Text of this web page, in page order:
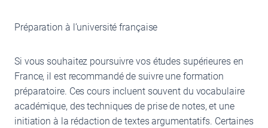
Préparation à l’université française
Si vous souhaitez poursuivre vos études supérieures en
France, il est recommandé de suivre une formation
préparatoire. Ces cours incluent souvent du vocabulaire
académique, des techniques de prise de notes, et une
initiation à la rédaction de textes argumentatifs. Certaines